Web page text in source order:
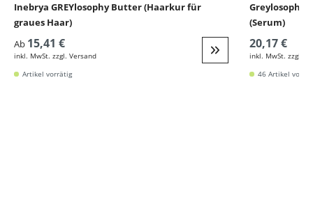
Inebrya GREYlosophy Butter (Haarkur für
graues Haar)
Ab 15,41 €
inkl. MwSt. zzgl. Versand Weiter zur Detail
Artikel vorrätig
Greylosophy
(Serum)
20,17 €
inkl. MwSt. zzgl.
46 Artikel